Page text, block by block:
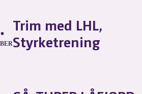
Trim med LHL,
Styrketrening